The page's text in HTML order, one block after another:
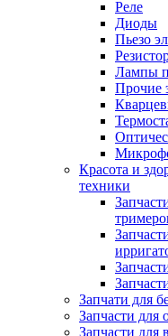
Реле
Диоды
Пьезо
Лампы
Прочие
Красота и
техники
Запчати для
Запчасти для
Запчасти для